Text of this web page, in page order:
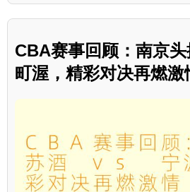
CBA赛事回顾：南京
町渥，精彩对决再燃激